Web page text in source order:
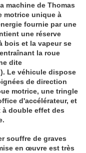
machine de Thomas
motrice unique à
fournie par une
une réserve
bois et la vapeur se
la roue
dite
Le véhicule dispose
de direction
motrice, une tringle
d'accélérateur, et
double effet des
souffre de graves
en œuvre est très